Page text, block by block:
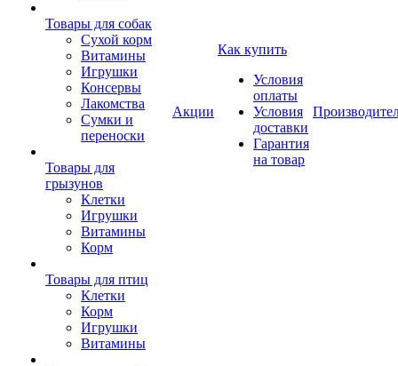
Товары для собак
Cухой корм
Витамины
Игрушки
Консервы
Лакомства
Сумки и
переноски
Товары для
грызунов
Клетки
Игрушки
Витамины
Корм
Товары для птиц
Клетки
Корм
Игрушки
Витамины
Акции
Как купить
Условия
оплаты
Условия
доставки
Гарантия
на товар